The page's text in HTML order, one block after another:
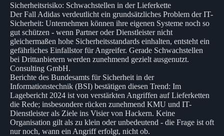
Sicherheitsrisiko: Schwachstellen in der Lieferkette
Der Fall Adidas verdeutlicht ein grundsätzliches Problem der IT-
Sicherheit: Unternehmen können ihre eigenen Systeme noch so
gut schützen - wenn Partner oder Dienstleister nicht
gleichermaßen hohe Sicherheitsstandards einhalten, entsteht ein
gefährliches Einfallstor für Angreifer. Gerade Schwachstellen
bei Drittanbietern werden zunehmend gezielt ausgenutzt.
Consulting GmbH.
Berichte des Bundesamts für Sicherheit in der
Informationstechnik (BSI) bestätigen diesen Trend: Im
Lagebericht 2024 ist von verstärkten Angriffen auf Lieferketten
die Rede; insbesondere rücken zunehmend KMU und IT-
Dienstleister als Ziele ins Visier von Hackern. Keine
Organisation gilt als zu klein oder unbedeutend - die Frage ist oft
nur noch, wann ein Angriff erfolgt, nicht ob.